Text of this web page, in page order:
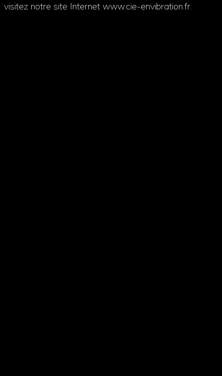
visitez notre site Internet www.cie-envibration.fr.